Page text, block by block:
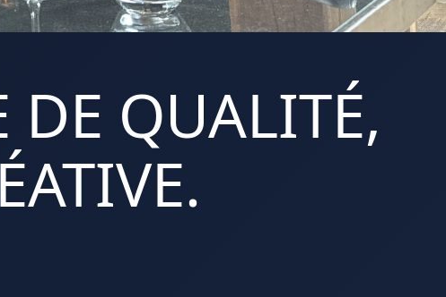
DE QUALITÉ,